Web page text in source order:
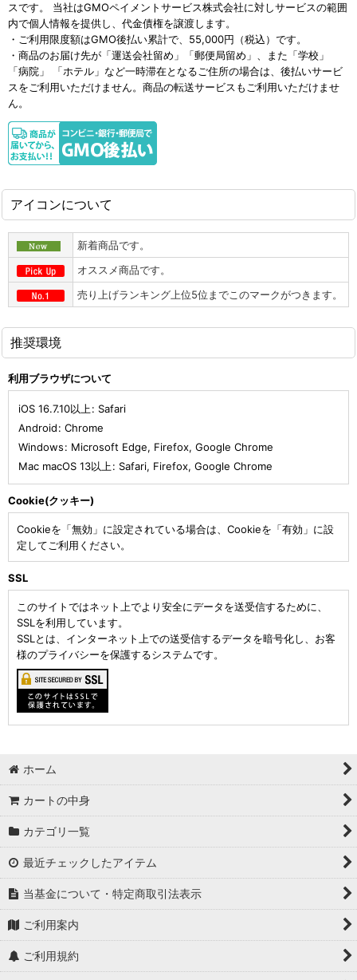
スです。 当社はGMOペイメントサービス株式会社に対しサービスの範囲
内で個人情報を提供し、代金債権を譲渡します。
・ご利用限度額はGMO後払い累計で、55,000円（税込）です。
・商品のお届け先が「運送会社留め」「郵便局留め」、また「学校」
「病院」 「ホテル」など一時滞在となるご住所の場合は、後払いサービ
スをご利用いただけません。商品の転送サービスもご利用いただけませ
ん。
アイコンについて
新着商品です。
オススメ商品です。
売り上げランキング上位5位までこのマークがつきます。
推奨環境
利用ブラウザについて
iOS 16.7.10以上: Safari
Android: Chrome
Windows: Microsoft Edge, Firefox, Google Chrome
Mac macOS 13以上: Safari, Firefox, Google Chrome
Cookie(クッキー)
Cookieを「無効」に設定されている場合は、Cookieを「有効」に設
定してご利用ください。
SSL
このサイトではネット上でより安全にデータを送受信するために、
SSLを利用しています。
SSLとは、インターネット上での送受信するデータを暗号化し、お客
様のプライバシーを保護するシステムです。
ホーム
カートの中身
カテゴリ一覧
最近チェックしたアイテム
当基金について・特定商取引法表示
ご利用案内
ご利用規約